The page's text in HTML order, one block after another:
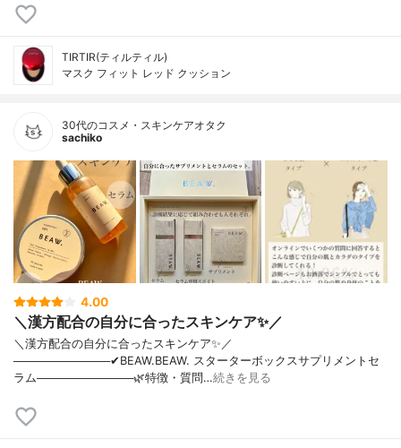
TIRTIR(ティルティル)
マスク フィット レッド クッション
30代のコスメ・スキンケアオタク
sachiko
4.00
＼漢方配合の自分に合ったスキンケア✨／
＼漢方配合の自分に合ったスキンケア✨／
────────────✔︎BEAW.BEAW. スターターボックスサプリメントセ
ラム────────────🌿特徴・質問…続きを見る